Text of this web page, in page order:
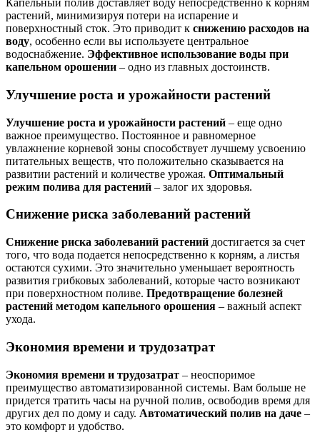
Капельный полив доставляет воду непосредственно к корням
растений, минимизируя потери на испарение и
поверхностный сток. Это приводит к снижению расходов на
воду, особенно если вы используете центральное
водоснабжение. Эффективное использование воды при
капельном орошении – одно из главных достоинств.
Улучшение роста и урожайности растений
Улучшение роста и урожайности растений – еще одно
важное преимущество. Постоянное и равномерное
увлажнение корневой зоны способствует лучшему усвоению
питательных веществ, что положительно сказывается на
развитии растений и количестве урожая. Оптимальный
режим полива для растений – залог их здоровья.
Снижение риска заболеваний растений
Снижение риска заболеваний растений достигается за счет
того, что вода подается непосредственно к корням, а листья
остаются сухими. Это значительно уменьшает вероятность
развития грибковых заболеваний, которые часто возникают
при поверхностном поливе. Предотвращение болезней
растений методом капельного орошения – важный аспект
ухода.
Экономия времени и трудозатрат
Экономия времени и трудозатрат – неоспоримое
преимущество автоматизированной системы. Вам больше не
придется тратить часы на ручной полив, освободив время для
других дел по дому и саду. Автоматический полив на даче –
это комфорт и удобство.